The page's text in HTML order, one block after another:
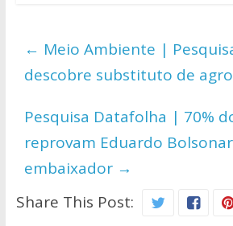
s
A
p
p
b
o
o
k
er y
Li
n
k
e
← Meio Ambiente |
descobre substituto de
Pesquisa Datafolha | 70%
reprovam Eduardo
embaixador →
Share This Post: